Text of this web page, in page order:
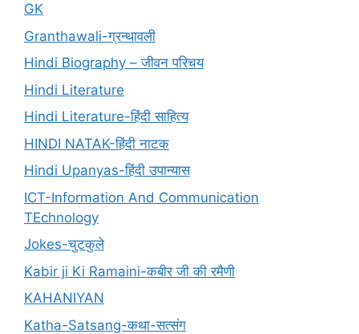
GK
Granthawali-ग्रन्थावली
Hindi Biography – जीवन परिचय
Hindi Literature
Hindi Literature-हिंदी साहित्य
HINDI NATAK-हिंदी नाटक
Hindi Upanyas-हिंदी उपान्यास
ICT-Information And Communication
TEchnology
Jokes-चुटकुले
Kabir ji Ki Ramaini-कबीर जी की रमैणी
KAHANIYAN
Katha-Satsang-कथा-सत्संग